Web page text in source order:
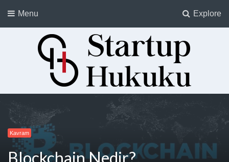
Explore
Menu
Startup Hukuku
Startuplar için Hukuk, Hukukçular için Startuplar
Kavram
Blockchain Nedir?